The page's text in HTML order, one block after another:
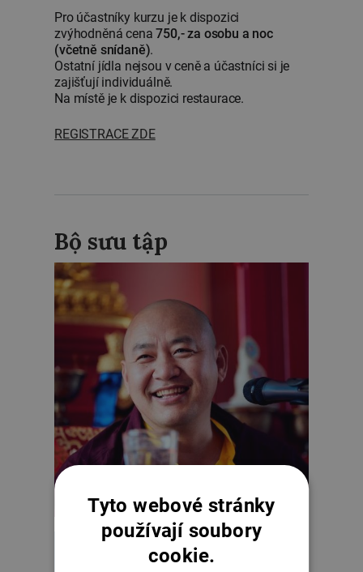
Pro účastníky kurzu je k dispozici
zvýhodněná cena750,- za osobu a noc
(včetně snídaně).
Ostatní jídla nejsou v ceně a účastníci si je
zajišťují individuálně.
Na místě je k dispozici restaurace.
REGISTRACE ZDE
Bộ sưu tập
Tyto webové stránky
používají soubory
cookie.